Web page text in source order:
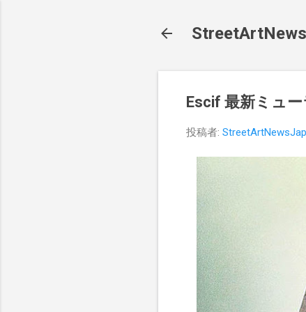
Escif 最新ミュ
投稿者: